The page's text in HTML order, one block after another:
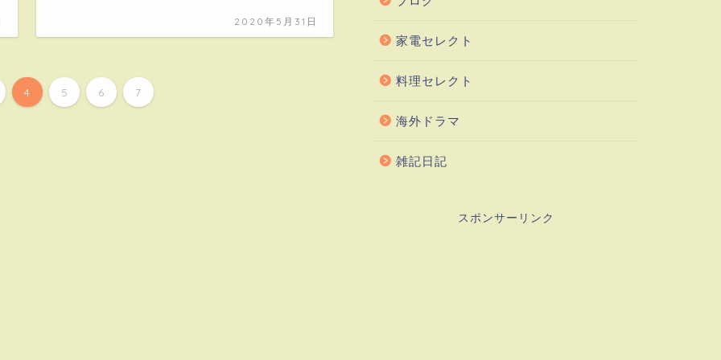
2020年5月31日
4 5 6 7
家電セレクト
料理セレクト
海外ドラマ
雑記日記
スポンサーリンク